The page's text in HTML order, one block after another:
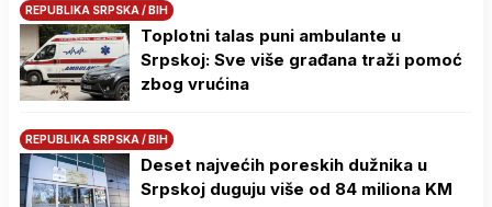
REPUBLIKA SRPSKA / BIH
Toplotni talas puni ambulante u
Srpskoj: Sve više građana traži pomoć
zbog vrućina
REPUBLIKA SRPSKA / BIH
Deset najvećih poreskih dužnika u
Srpskoj duguju više od 84 miliona KM